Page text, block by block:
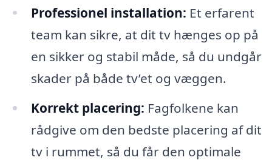
Professionel installation: Et erfarent
team kan sikre, at dit tv hænges op på
en sikker og stabil måde, så du undgår
skader på både tv’et og væggen.
Korrekt placering: Fagfolkene kan
rådgive om den bedste placering af dit
tv i rummet, så du får den optimale